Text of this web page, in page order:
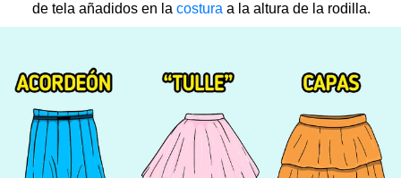
de tela añadidos en la costura a la altura de la rodilla.